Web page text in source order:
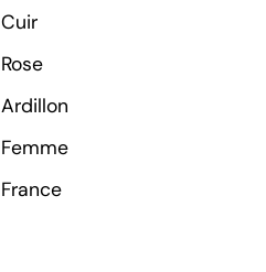
Cuir
Rose
Ardillon
Femme
France